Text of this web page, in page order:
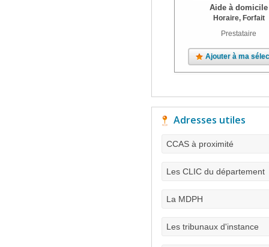
Aide à domicile
Horaire, Forfait
Prestataire
Ajouter à ma
Adresses utiles
CCAS à proximité
Les CLIC du département
La MDPH
Les tribunaux d'instance